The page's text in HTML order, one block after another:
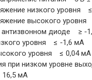
низкого уровня
высокого
антизвонном диоде ≥ -
уровня ≤ -1,6 мА
уровня ≤ 0,04 мА
при низком уровне
мА